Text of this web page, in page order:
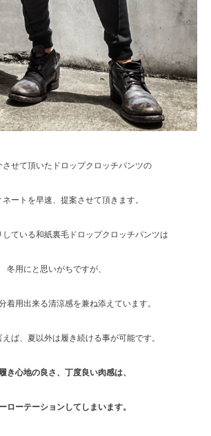
させて頂いたドロップクロッチパンツの
ネートを早速、提案させて頂きます。
している和紙裏毛ドロップクロッチパンツは
冬用にと思いがちですが、
着用出来る清涼感を兼ね添えています。
えば、夏以外は履き続ける事が可能です。
き心地の良さ、丁度良い肉感は、
ローテーションしてしまいます。